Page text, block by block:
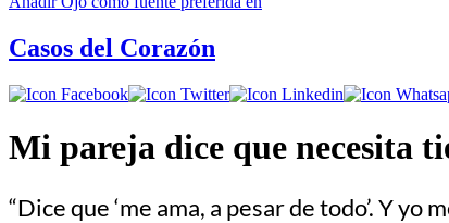
Casos del Corazón
Mi pareja dice que necesita
“Dice que ‘me ama, a pesar de todo’. Y yo